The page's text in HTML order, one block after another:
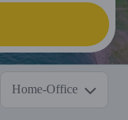
Home-Office